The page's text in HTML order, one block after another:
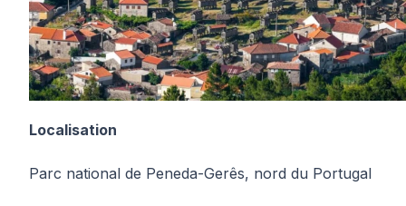
Localisation
Parc national de Peneda-Gerês, nord du Portugal